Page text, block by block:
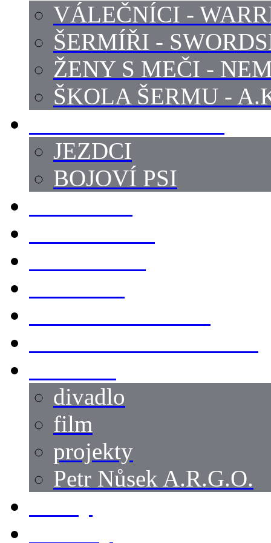
VÁLEČNÍCI -
ŠERMÍŘI -
ŽENY S MEČI -
ŠKOLA ŠERMU -
JEZDCI
BOJOVÍ PSI
divadlo
film
projekty
Petr Nůsek A.R.G.O.